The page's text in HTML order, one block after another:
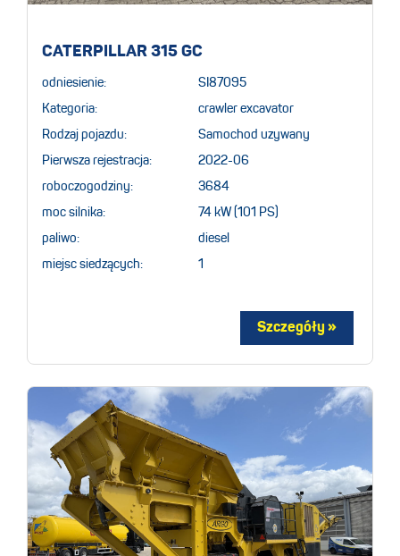
CATERPILLAR 315 GC
odniesienie: SI87095
Kategoria: crawler excavator
Rodzaj pojazdu: Samochod uzywany
Pierwsza rejestracja: 2022-06
roboczogodziny: 3684
moc silnika: 74 kW (101 PS)
paliwo: diesel
miejsc siedzących: 1